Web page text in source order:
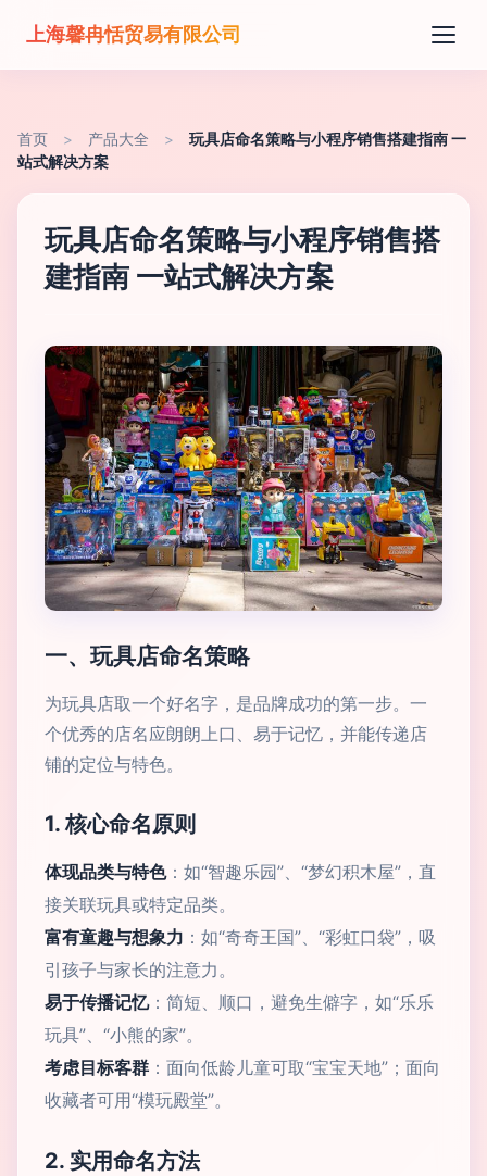
上海馨冉恬贸易有限公司
首页 > 产品大全 >
玩具店命名策略与小程序销售搭建指南 一
站式解决方案
玩具店命名策略与小程序销售搭
建指南 一站式解决方案
一、玩具店命名策略
为玩具店取一个好名字，是品牌成功的第一步。一
个优秀的店名应朗朗上口、易于记忆，并能传递店
铺的定位与特色。
1. 核心命名原则
体现品类与特色：如“智趣乐园”、“梦幻积木屋”，直
接关联玩具或特定品类。
富有童趣与想象力 ：如“奇奇王国”、“彩虹口袋”，吸
引孩子与家长的注意力。
易于传播记忆：简短、顺口，避免生僻字，如“乐乐
玩具”、“小熊的家”。
考虑目标客群 ：面向低龄儿童可取“宝宝天地”；面向
收藏者可用“模玩殿堂”。
2. 实用命名方法